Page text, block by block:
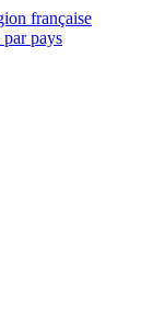
française
par pays